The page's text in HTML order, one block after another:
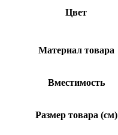
Цвет
Материал товара
Вместимость
Размер товара (см)